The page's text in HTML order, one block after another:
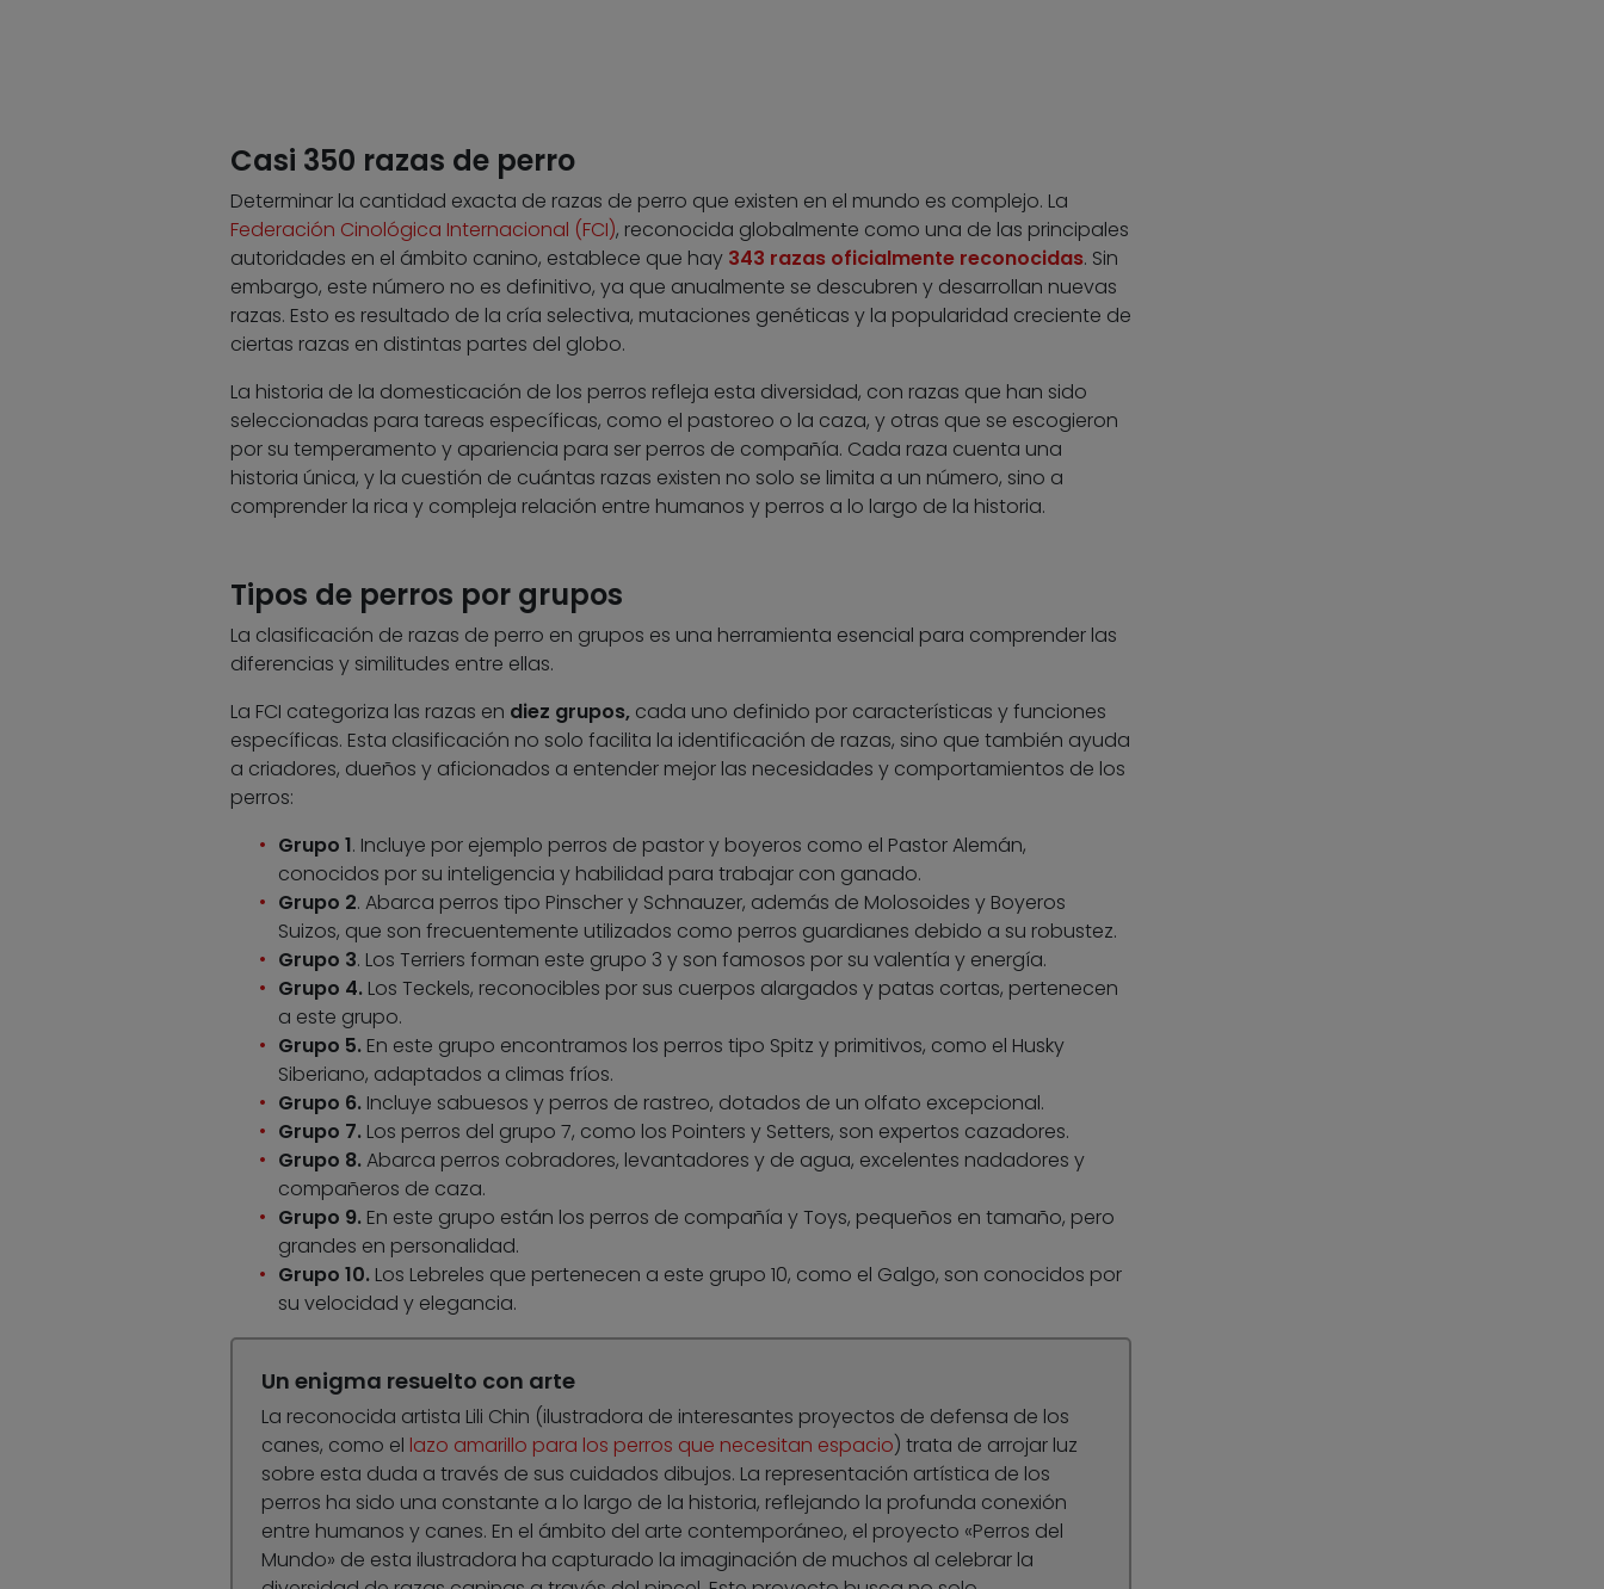
Casi 350 razas de perro
Determinar la cantidad exacta de razas de perro que existen en el mundo es complejo. La
Federación Cinológica Internacional (FCI), reconocida globalmente como una de las principales
autoridades en el ámbito canino, establece que hay 343 razas oficialmente reconocidas. Sin
embargo, este número no es definitivo, ya que anualmente se descubren y desarrollan nuevas
razas. Esto es resultado de la cría selectiva, mutaciones genéticas y la popularidad creciente de
ciertas razas en distintas partes del globo.
La historia de la domesticación de los perros refleja esta diversidad, con razas que han sido
seleccionadas para tareas específicas, como el pastoreo o la caza, y otras que se escogieron
por su temperamento y apariencia para ser perros de compañía. Cada raza cuenta una
historia única, y la cuestión de cuántas razas existen no solo se limita a un número, sino a
comprender la rica y compleja relación entre humanos y perros a lo largo de la historia.
Tipos de perros por grupos
La clasificación de razas de perro en grupos es una herramienta esencial para comprender las
diferencias y similitudes entre ellas.
La FCI categoriza las razas en diez grupos,cada uno definido por características y funciones
específicas. Esta clasificación no solo facilita la identificación de razas, sino que también ayuda
a criadores, dueños y aficionados a entender mejor las necesidades y comportamientos de los
perros:
Grupo 1. Incluye por ejemplo perros de pastor y boyeros como el Pastor Alemán,
conocidos por su inteligencia y habilidad para trabajar con ganado.
Grupo 2. Abarca perros tipo Pinscher y Schnauzer, además de Molosoides y Boyeros
Suizos, que son frecuentemente utilizados como perros guardianes debido a su robustez.
Grupo 3. Los Terriers forman este grupo 3 y son famosos por su valentía y energía.
Grupo 4.Los Teckels, reconocibles por sus cuerpos alargados y patas cortas, pertenecen
a este grupo.
Grupo 5.En este grupo encontramos los perros tipo Spitz y primitivos, como el Husky
Siberiano, adaptados a climas fríos.
Grupo 6. Incluye sabuesos y perros de rastreo, dotados de un olfato excepcional.
Grupo 7.Los perros del grupo 7, como los Pointers y Setters, son expertos cazadores.
Grupo 8.Abarca perros cobradores, levantadores y de agua, excelentes nadadores y
compañeros de caza.
Grupo 9. En este grupo están los perros de compañía y Toys, pequeños en tamaño, pero
grandes en personalidad.
Grupo 10. Los Lebreles que pertenecen a este grupo 10, como el Galgo, son conocidos por
su velocidad y elegancia.
Un enigma resuelto con arte
La reconocida artista Lili Chin (ilustradora de interesantes proyectos de defensa de los
canes, como el lazo amarillo para los perros que necesitan espacio) trata de arrojar luz
sobre esta duda a través de sus cuidados dibujos. La representación artística de los
perros ha sido una constante a lo largo de la historia, reflejando la profunda conexión
entre humanos y canes. En el ámbito del arte contemporáneo, el proyecto «Perros del
Mundo» de esta ilustradora ha capturado la imaginación de muchos al celebrar la